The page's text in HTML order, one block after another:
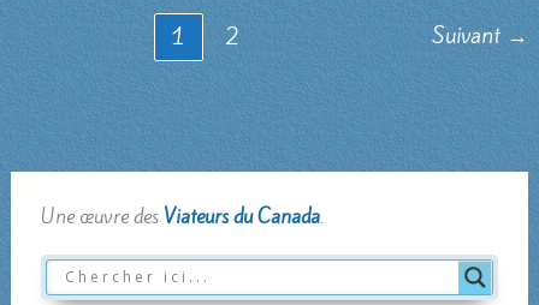
1 2 Suivant→
Une œuvre des Viateurs du Canada.